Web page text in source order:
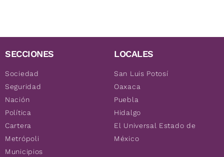
SECCIONES
Sociedad
Seguridad
Nación
Política
Cartera
Metrópoli
Municipios
LOCALES
San Luis Potosí
Oaxaca
Puebla
Hidalgo
El Universal Estado de
México